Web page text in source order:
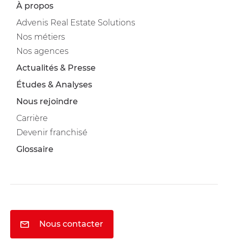
À propos
Advenis Real Estate Solutions
Nos métiers
Nos agences
Actualités & Presse
Études & Analyses
Nous rejoindre
Carrière
Devenir franchisé
Glossaire
Nous contacter